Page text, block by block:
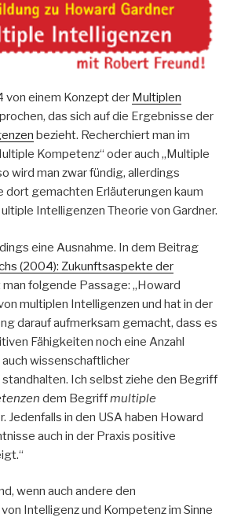
von einem Konzept der Multiplen
das sich auf die Ergebnisse der
bezieht. Recherchiert man im
Kompetenz“ oder auch „Multiple
wird man zwar fündig, allerdings
dort gemachten Erläuterungen kaum
Intelligenzen Theorie von Gardner.
eine Ausnahme. In dem Beitrag
(2004): Zukunftsaspekte der
folgende Passage: „Howard
multiplen Intelligenzen und hat in der
darauf aufmerksam gemacht, dass es
Fähigkeiten noch eine Anzahl
wissenschaftlicher
Ich selbst ziehe den Begriff
dem Begriffmultiple
Jedenfalls in den USA haben Howard
auch in der Praxis positive
wenn auch andere den
Intelligenz und Kompetenz im Sinne